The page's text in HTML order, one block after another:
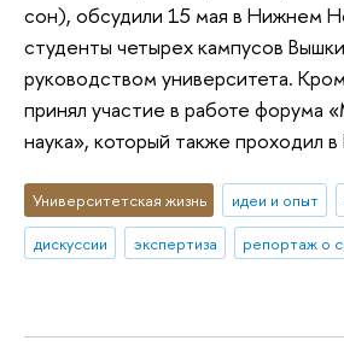
сон), обсудили 15 мая в Нижнем
студенты четырех кампусов
руководством университета.
принял участие в работе форума
наука», который также проходил
Университетская жизнь идеи и опыт
дискуссии
экспертиза репортаж о